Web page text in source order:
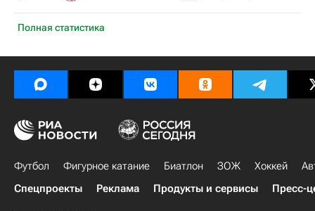
Полная статистика
Футбол Фигурное катание Биатлон ЗОЖ Хоккей
Спецпроекты
Реклама Продукты и сервисы Пресс-